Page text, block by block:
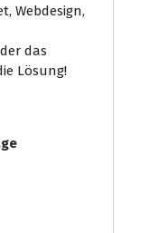
Webdesign,
das
Lösung!